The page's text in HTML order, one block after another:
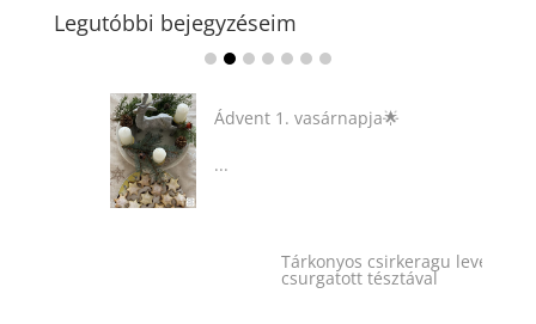
Legutóbbi bejegyzéseim
Ádvent 1. vasárnapja🌟
...
csurgatott tésztával